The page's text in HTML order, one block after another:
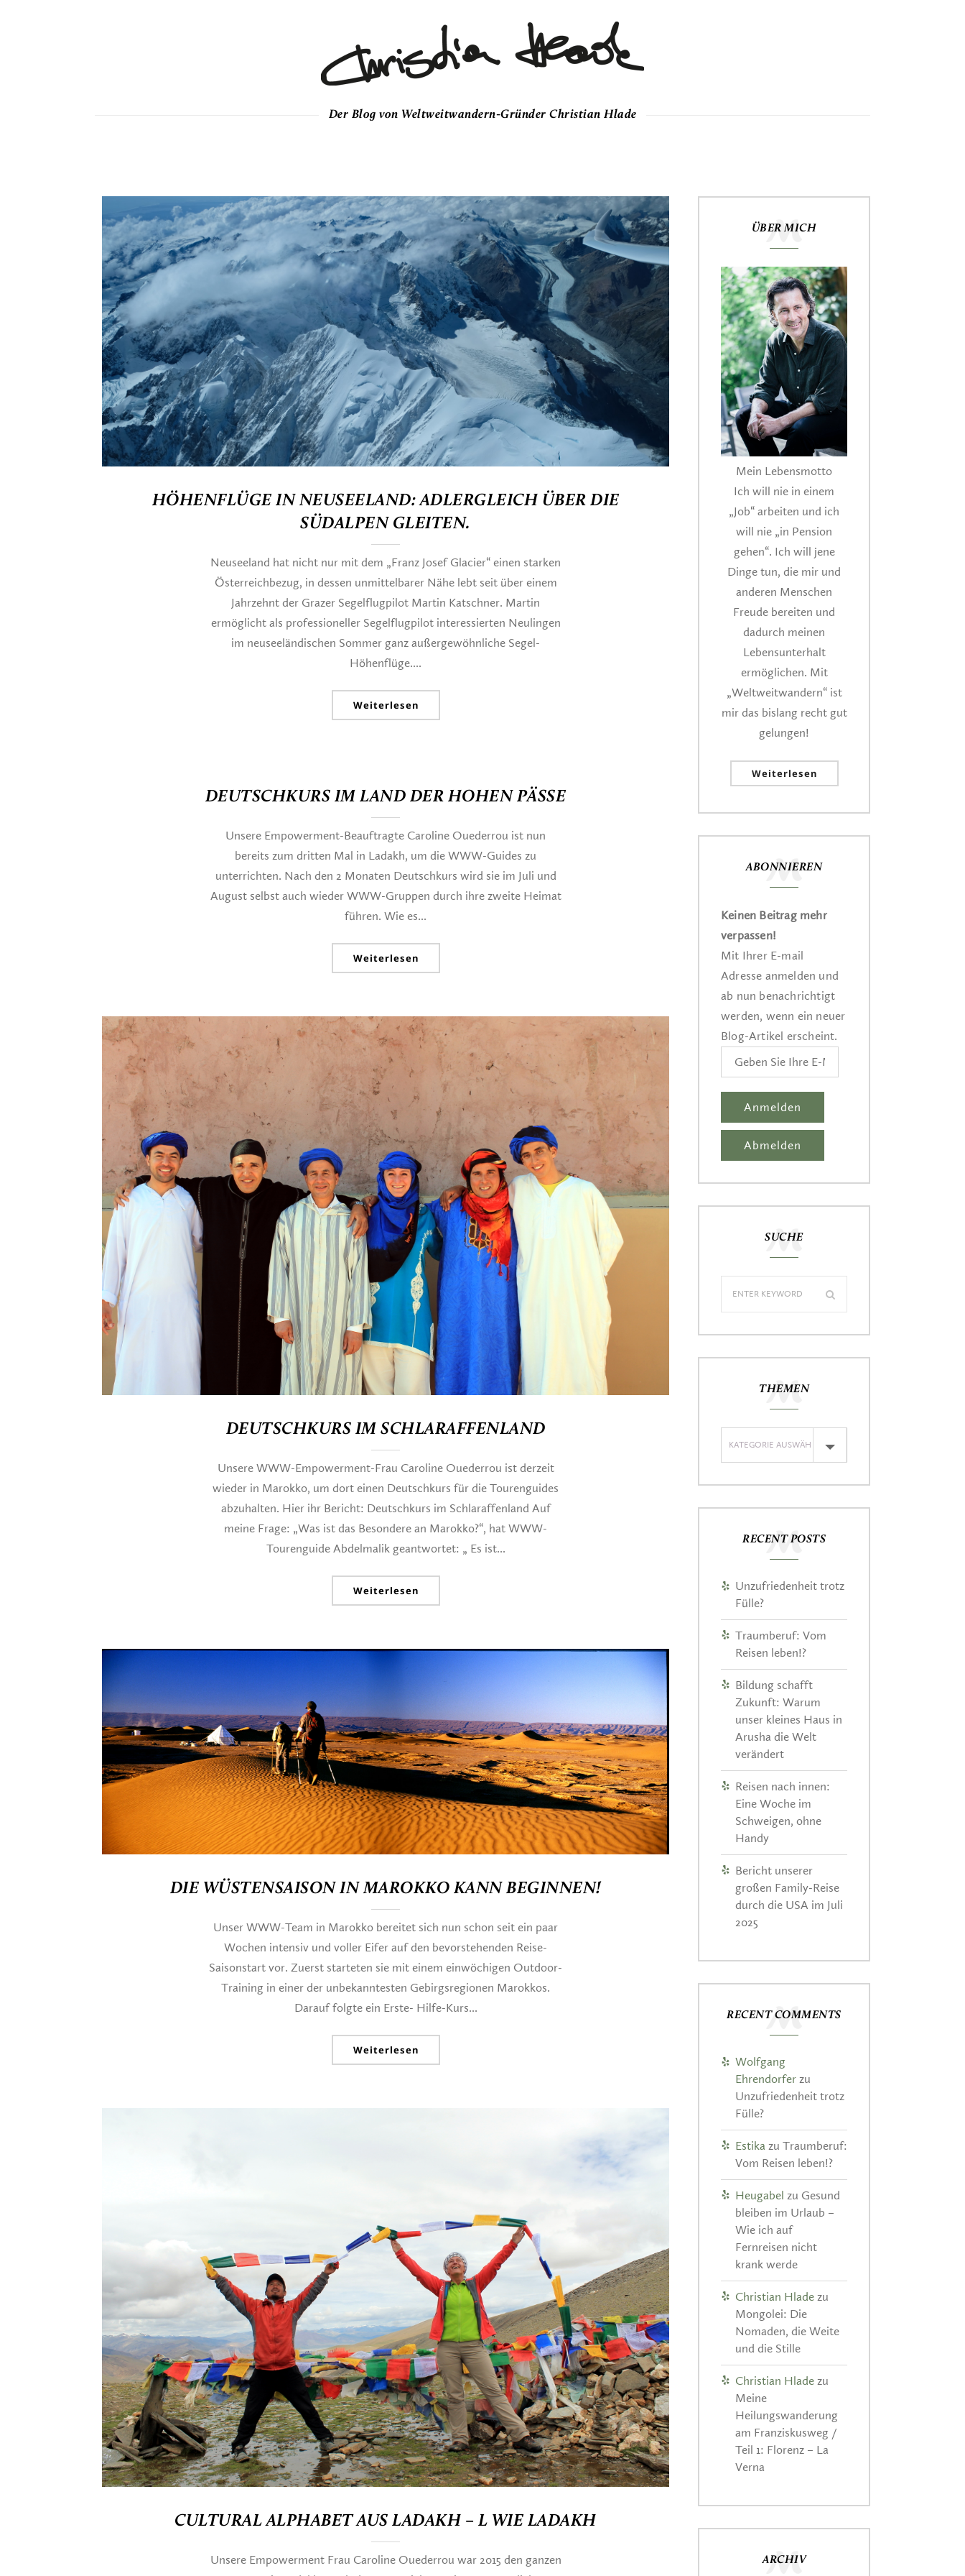
Der Blog von Weltweitwandern-Gründer Christian Hlade
HÖHENFLÜGE IN NEUSEELAND: ADLERGLEICH ÜBER DIE
SÜDALPEN GLEITEN.
Neuseeland hat nicht nur mit dem „Franz Josef Glacier“ einen starken
Österreichbezug, in dessen unmittelbarer Nähe lebt seit über einem
Jahrzehnt der Grazer Segelflugpilot Martin Katschner. Martin
ermöglicht als professioneller Segelflugpilot interessierten Neulingen
im neuseeländischen Sommer ganz außergewöhnliche Segel-
Höhenflüge....
Weiterlesen
DEUTSCHKURS IM LAND DER HOHEN PÄSSE
Unsere Empowerment-Beauftragte Caroline Ouederrou ist nun
bereits zum dritten Mal in Ladakh, um die WWW-Guides zu
unterrichten. Nach den 2 Monaten Deutschkurs wird sie im Juli und
August selbst auch wieder WWW-Gruppen durch ihre zweite Heimat
führen. Wie es...
Weiterlesen
DEUTSCHKURS IM SCHLARAFFENLAND
Unsere WWW-Empowerment-Frau Caroline Ouederrou ist derzeit
wieder in Marokko, um dort einen Deutschkurs für die Tourenguides
abzuhalten. Hier ihr Bericht: Deutschkurs im Schlaraffenland Auf
meine Frage: „Was ist das Besondere an Marokko?“, hat WWW-
Tourenguide Abdelmalik geantwortet: „ Es ist...
Weiterlesen
DIE WÜSTENSAISON IN MAROKKO KANN BEGINNEN!
Unser WWW-Team in Marokko bereitet sich nun schon seit ein paar
Wochen intensiv und voller Eifer auf den bevorstehenden Reise-
Saisonstart vor. Zuerst starteten sie mit einem einwöchigen Outdoor-
Training in einer der unbekanntesten Gebirgsregionen Marokkos.
Darauf folgte ein Erste- Hilfe-Kurs...
Weiterlesen
CULTURAL ALPHABET AUS LADAKH – L WIE LADAKH
Unsere Empowerment Frau Caroline Ouederrou war 2015 den ganzen
ÜBER MICH
Mein Lebensmotto
Ich will nie in einem
„Job“ arbeiten und ich
will nie „in Pension
gehen“. Ich will jene
Dinge tun, die mir und
anderen Menschen
Freude bereiten und
dadurch meinen
Lebensunterhalt
ermöglichen. Mit
„Weltweitwandern“ ist
mir das bislang recht gut
gelungen!
Weiterlesen
ABONNIEREN
Keinen Beitrag mehr
verpassen!
Mit Ihrer E-mail
Adresse anmelden und
ab nun benachrichtigt
werden, wenn ein neuer
Blog-Artikel erscheint.
SUCHE
THEMEN
RECENT POSTS
Unzufriedenheit trotz
Fülle?
Traumberuf: Vom
Reisen leben!?
Bildung schafft
Zukunft: Warum
unser kleines Haus in
Arusha die Welt
verändert
Reisen nach innen:
Eine Woche im
Schweigen, ohne
Handy
Bericht unserer
großen Family-Reise
durch die USA im Juli
2025
RECENT COMMENTS
Wolfgang
Ehrendorfer zu
Unzufriedenheit trotz
Fülle?
Estika zu Traumberuf:
Vom Reisen leben!?
Heugabel zu Gesund
bleiben im Urlaub –
Wie ich auf
Fernreisen nicht
krank werde
Christian Hlade zu
Mongolei: Die
Nomaden, die Weite
und die Stille
Christian Hlade zu
Meine
Heilungswanderung
am Franziskusweg /
Teil 1: Florenz – La
Verna
ARCHIV